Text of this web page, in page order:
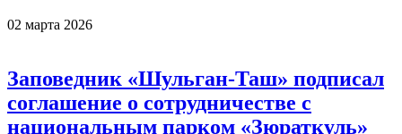
02 марта 2026
Заповедник «Шульган-Таш» подписал
соглашение о сотрудничестве с
национальным парком «Зюраткуль»